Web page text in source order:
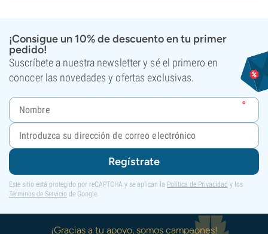
¡Consigue un 10% de descuento en tu primer
pedido!
Suscríbete a nuestra newsletter y sé el primero en
conocer las novedades y ofertas exclusivas.
Regístrate
Este sitio está protegido por reCAPTCHA y se aplican la Política de Privacidad y los
Términos de Servicio de Google.
¡Gracias a tu apoyo, somos campeones!